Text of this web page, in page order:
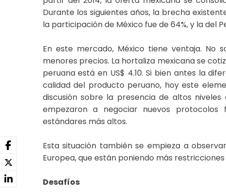
Durante los siguientes años, la brecha
la participación de México fue de 64%, y la del
En este mercado, México tiene ventaja. No
menores precios. La hortaliza mexicana se
peruana está en US$ 4.10. Si bien antes la
calidad del producto peruano, hoy este
discusión sobre la presencia de altos
empezaron a negociar nuevos
estándares más altos.
Esta situación también se empieza a
Europea, que están poniendo más
Desafíos